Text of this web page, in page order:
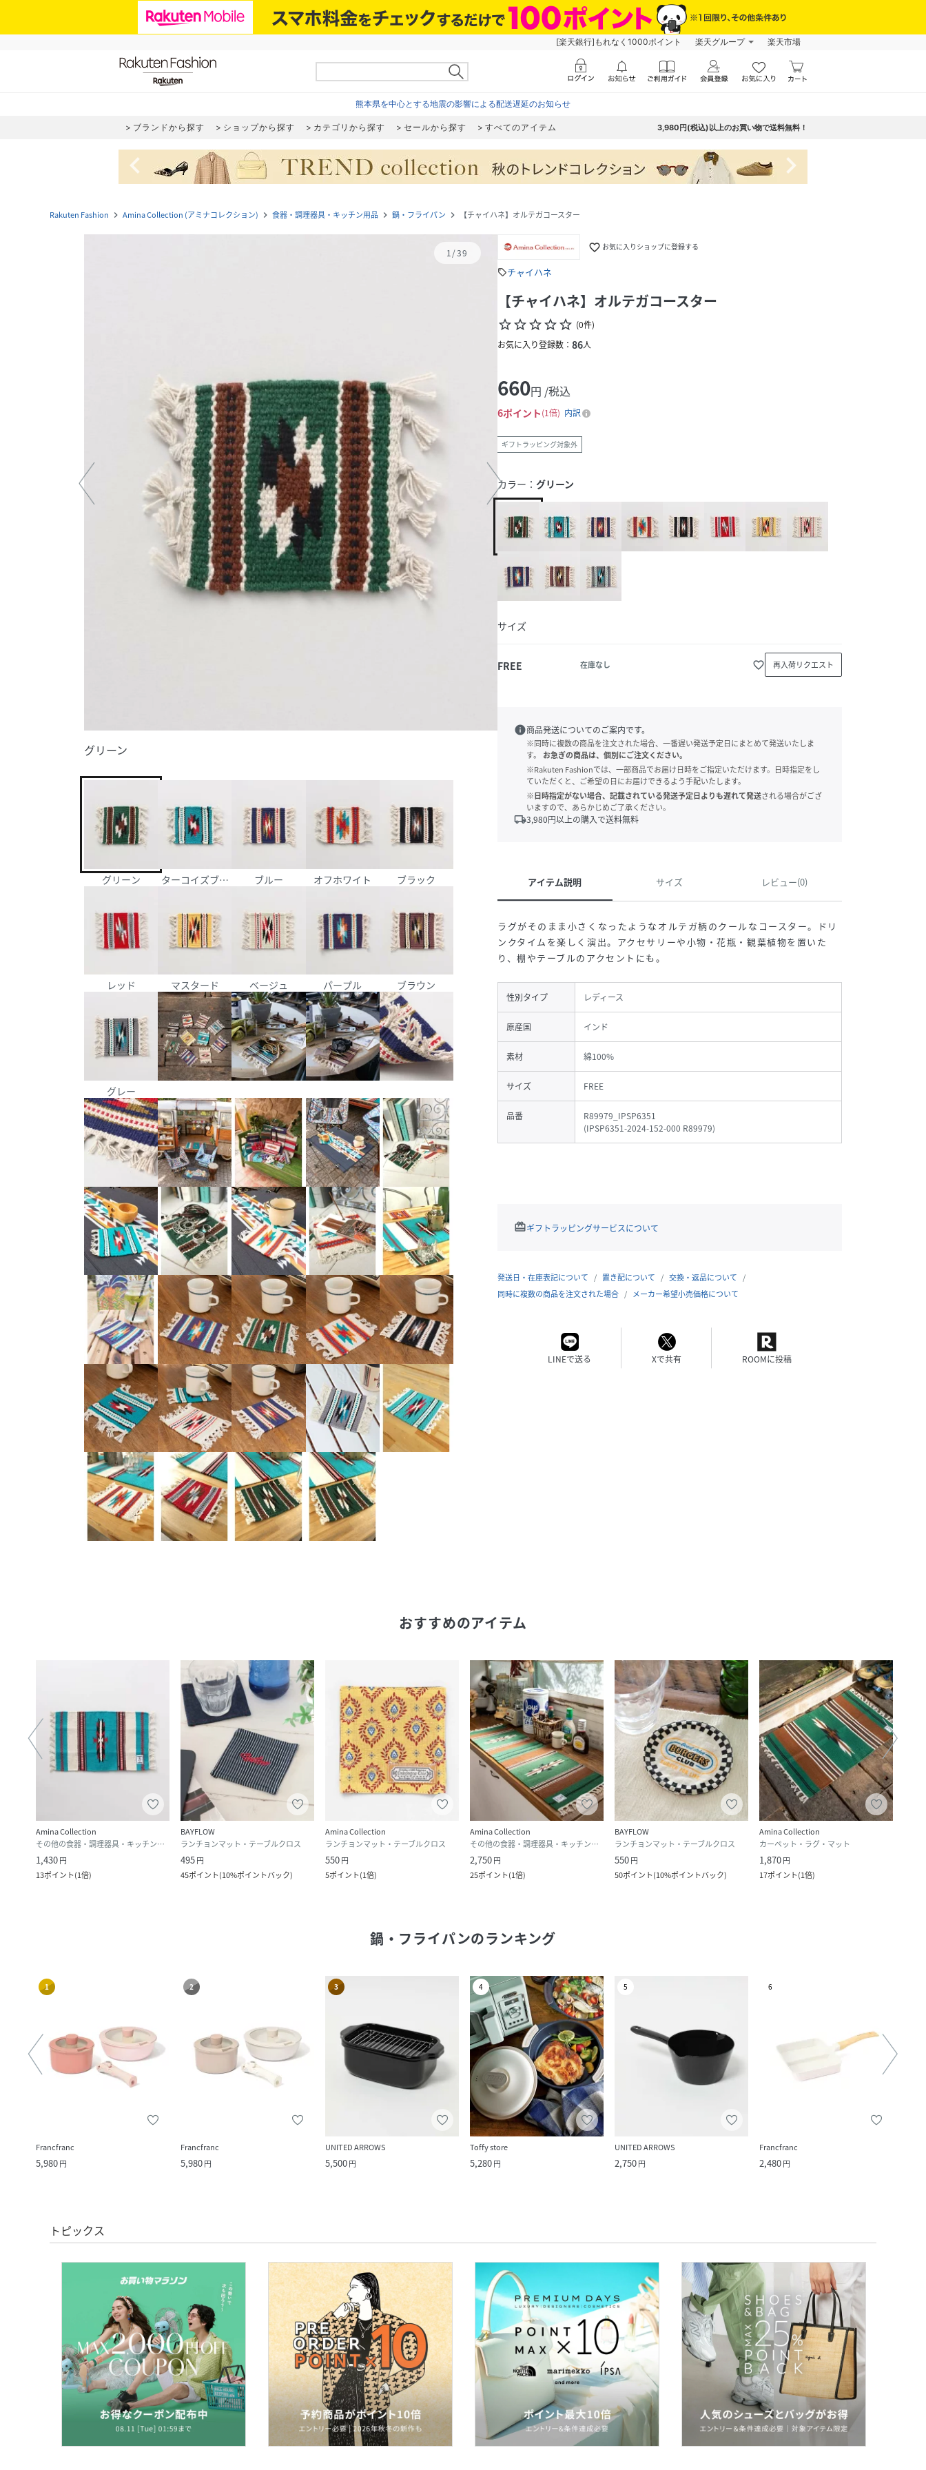
[楽天銀行]もれなく1000ポイント 楽天グループ 楽天市場
熊本県を中心とする地震の影響による配送遅延のお知らせ
ブランドから探す ショップから探す カテゴリから探す セールから探す すべてのアイテム 3,980円(税込)以上のお買い物で送料無料！
navigate_before navigate_next
Rakuten Fashion navigate_next Amina Collection (アミナコレクション) navigate_next 食器・調理器具・キッチン用品 navigate_next 鍋・フライパン navigate_next 【チャイハネ】オルテガコースター
1/39
グリーン
グリーン ターコイズブルー ブルー オフホワイト ブラック
レッド マスタード ベージュ パープル ブラウン
グレー
favorite_border お気に入りショップに登録する
sellチャイハネ
【チャイハネ】オルテガコースター
star_borderstar_borderstar_borderstar_borderstar_border (0件)
お気に入り登録数： 86人
660円 /税込
6ポイント 1倍 内訳
ギフトラッピング対象外
カラー： グリーン
サイズ
FREE 在庫なし favorite_border 再入荷リクエスト
info商品発送についてのご案内です。
※同時に複数の商品を注文された場合、一番遅い発送予定日にまとめて発送いたしま
す。
お急ぎの商品は、個別にご注文ください。
※Rakuten Fashionでは、一部商品でお届け日時をご指定いただけます。日時指定をし
ていただくと、ご希望の日にお届けできるよう手配いたします。
※日時指定がない場合、記載されている発送予定日よりも遅れて発送される場合がござ
いますので、あらかじめご了承ください。
local_shipping3,980円以上の購入で送料無料
アイテム説明 サイズ レビュー(0)
ラグがそのまま小さくなったようなオルテガ柄のクールなコースター。ドリ
ンクタイムを楽しく演出。アクセサリーや小物・花瓶・観葉植物を置いた
り、棚やテーブルのアクセントにも。
性別タイプ レディース
原産国 インド
素材 綿100%
サイズ FREE
品番
R89979_IPSP6351
(IPSP6351-2024-152-000 R89979)
redeemギフトラッピングサービスについて
発送日・在庫表記について 置き配について
交換・返品について
同時に複数の商品を注文された場合
メーカー希望小売価格について
LINEで送る Xで共有 ROOMに投稿
おすすめのアイテム
Amina Collection
その他の食器・調理器具・キッチン用品
1,430円
13ポイント(1倍)
BAYFLOW
ランチョンマット・テーブルクロス
495円
45ポイント(10%ポイントバック)
Amina Collection
ランチョンマット・テーブルクロス
550円
5ポイント(1倍)
Amina Collection
その他の食器・調理器具・キッチン用品
2,750円
25ポイント(1倍)
BAYFLOW
ランチョンマット・テーブルクロス
550円
50ポイント(10%ポイントバック)
Amina Collection
カーペット・ラグ・マット
1,870円
17ポイント(1倍)
鍋・フライパンのランキング
1
Francfranc
5,980円
2
Francfranc
5,980円
3
UNITED ARROWS
5,500円
4
Toffy store
5,280円
5
UNITED ARROWS
2,750円
6
Francfranc
2,480円
トピックス